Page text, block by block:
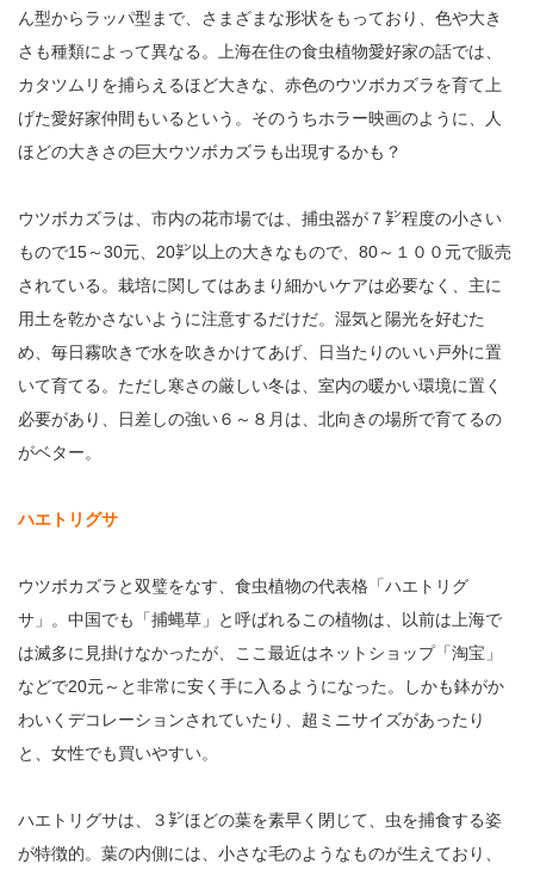
ん型からラッパ型まで、さまざまな形状をもっており、色や大き
さも種類によって異なる。上海在住の食虫植物愛好家の話では、
カタツムリを捕らえるほど大きな、赤色のウツボカズラを育て上
げた愛好家仲間もいるという。そのうちホラー映画のように、人
ほどの大きさの巨大ウツボカズラも出現するかも？
ウツボカズラは、市内の花市場では、捕虫器が７㌢程度の小さい
もので15～30元、20㌢以上の大きなもので、80～１００元で販売
されている。栽培に関してはあまり細かいケアは必要なく、主に
用土を乾かさないように注意するだけだ。湿気と陽光を好むた
め、毎日霧吹きで水を吹きかけてあげ、日当たりのいい戸外に置
いて育てる。ただし寒さの厳しい冬は、室内の暖かい環境に置く
必要があり、日差しの強い６～８月は、北向きの場所で育てるの
がベター。
ハエトリグサ
ウツボカズラと双璧をなす、食虫植物の代表格「ハエトリグ
サ」。中国でも「捕蝿草」と呼ばれるこの植物は、以前は上海で
は滅多に見掛けなかったが、ここ最近はネットショップ「淘宝」
などで20元～と非常に安く手に入るようになった。しかも鉢がか
わいくデコレーションされていたり、超ミニサイズがあったり
と、女性でも買いやすい。
ハエトリグサは、３㌢ほどの葉を素早く閉じて、虫を捕食する姿
が特徴的。葉の内側には、小さな毛のようなものが生えており、